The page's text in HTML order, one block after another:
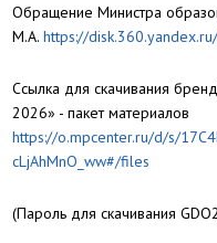
Обращение Министра
М.А.https://
Ссылка для скачивания
2026» - пакет материалов
https://o.mpcenter.ru/d/s/
cLjAhMnO_ww#/files
(Пароль для скачивания